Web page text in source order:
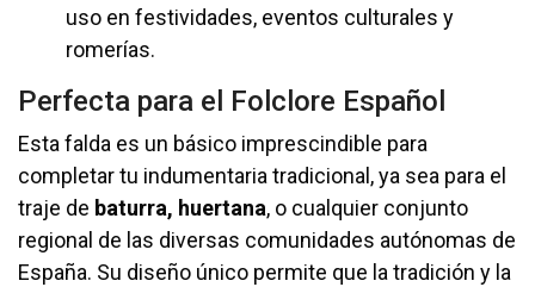
uso en festividades, eventos culturales y
romerías.
Perfecta para el Folclore Español
Esta falda es un básico imprescindible para
completar tu indumentaria tradicional, ya sea para el
traje de baturra, huertana, o cualquier conjunto
regional de las diversas comunidades autónomas de
España. Su diseño único permite que la tradición y la